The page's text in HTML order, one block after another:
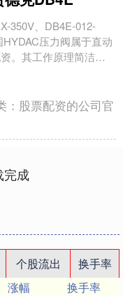
350V、DB4E-012-
压力阀属于直动
。其工作原理简洁而
在系统压力未....
： 股票配资的公司官
完成
个股流出
换手率
涨幅
换手率